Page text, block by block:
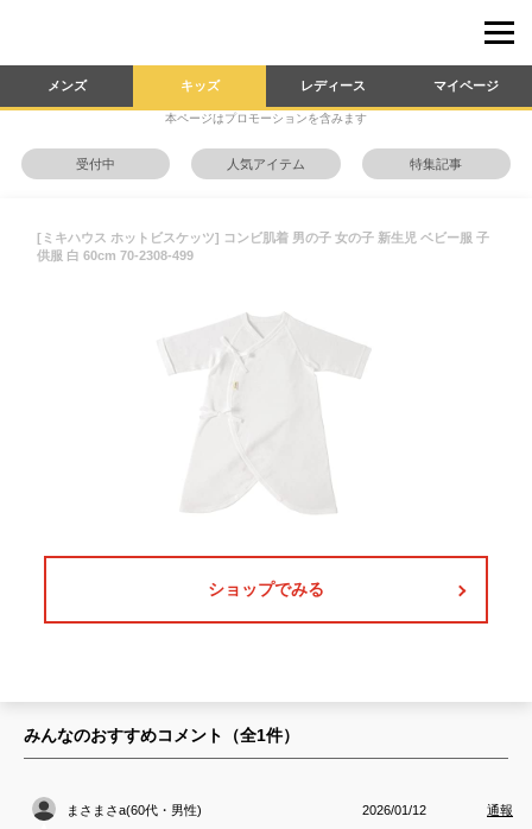
メンズ キッズ レディース マイページ
本ページはプロモーションを含みます
受付中 人気アイテム 特集記事
[ミキハウス ホットビスケッツ] コンビ肌着 男の子 女の子 新生児 ベビー服 子
供服 白 60cm 70-2308-499
ショップでみる
みんなのおすすめコメント（全1件）
まさまさa(60代・男性) 2026/01/12 通報